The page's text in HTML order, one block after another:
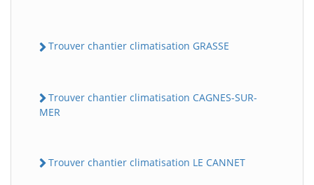
Trouver chantier climatisation GRASSE
Trouver chantier climatisation CAGNES-SUR-
MER
Trouver chantier climatisation LE CANNET